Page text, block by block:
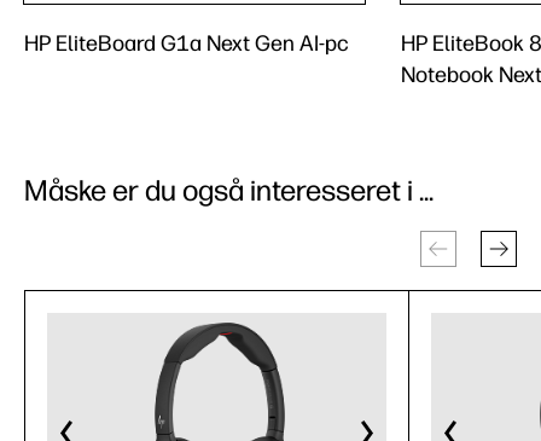
HP EliteBoard G1a Next Gen AI-pc
HP EliteBook
Notebook
Måske er du også interesseret i ...